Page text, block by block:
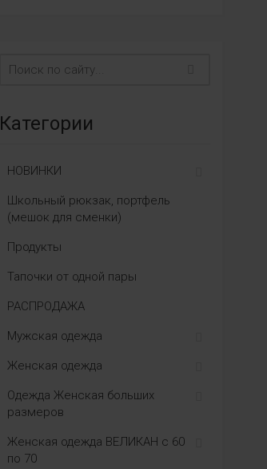
Категории
НОВИНКИ
Школьный рюкзак, портфель
(мешок для сменки)
Продукты
Тапочки от одной пары
РАСПРОДАЖА
Мужская одежда
Женская одежда
Одежда Женская больших
размеров
Женская одежда ВЕЛИКАН с 60
по 70